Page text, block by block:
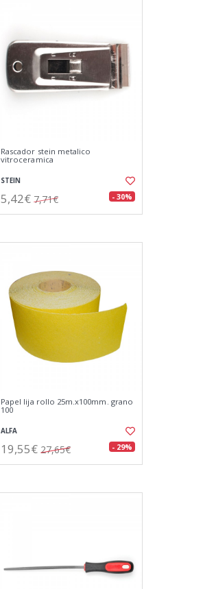
Rascador stein metalico
vitroceramica
STEIN
5,42€ 7,71€ - 30%
Papel lija rollo 25m.x100mm. grano
100
ALFA
19,55€ 27,65€ - 29%